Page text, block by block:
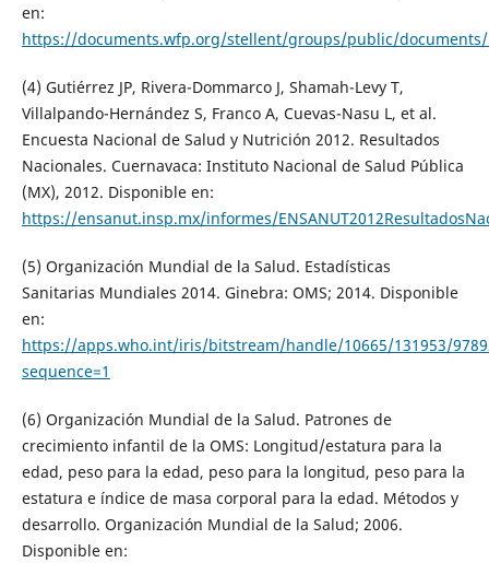
en:
https://documents.wfp.org/stellent/groups/public/
(4) Gutiérrez JP, Rivera-Dommarco J, Shamah-Levy T,
Villalpando-Hernández S, Franco A, Cuevas-Nasu L, et al.
Encuesta Nacional de Salud y Nutrición 2012. Resultados
Nacionales. Cuernavaca: Instituto Nacional de Salud Pública
(MX), 2012. Disponible en:
https://ensanut.insp.mx/informes/
(5) Organización Mundial de la Salud. Estadísticas
Sanitarias Mundiales 2014. Ginebra: OMS; 2014. Disponible
en:
https://apps.who.int/iris/bitstream/handle/10665/131953/
sequence=1
(6) Organización Mundial de la Salud. Patrones de
crecimiento infantil de la OMS: Longitud/estatura para la
edad, peso para la edad, peso para la longitud, peso para la
estatura e índice de masa corporal para la edad. Métodos y
desarrollo. Organización Mundial de la Salud; 2006.
Disponible en: